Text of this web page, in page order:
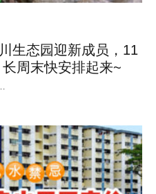
生态园迎新成员，11
周末快安排起来~